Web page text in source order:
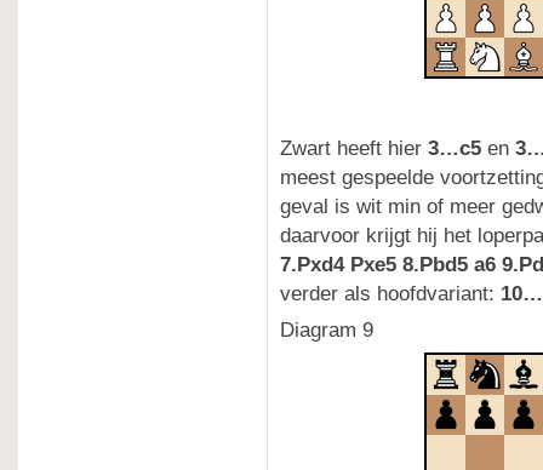
Zwart heeft hier 3…c5 en
meest gespeelde
geval is wit min of meer
daarvoor krijgt hij het
7.Pxd4 Pxe5 8.Pbd5 a6
verder als hoofdvariant:
Diagram 9